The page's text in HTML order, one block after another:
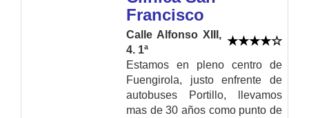
Francisco
Calle Alfonso XIII,
4. 1ª
Estamos en pleno centro de
Fuengirola, justo enfrente de
autobuses Portillo, llevamos
mas de 30 años como punto de